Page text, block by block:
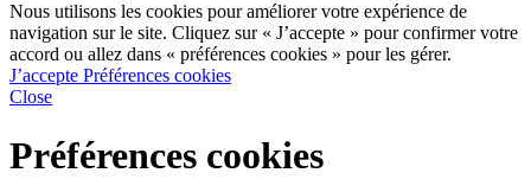
Nous utilisons les cookies pour améliorer votre expérience de
navigation sur le site. Cliquez sur « J’accepte » pour confirmer votre
accord ou allez dans « préférences cookies » pour les gérer.
J’accepte Préférences cookies
Close
Préférences cookies